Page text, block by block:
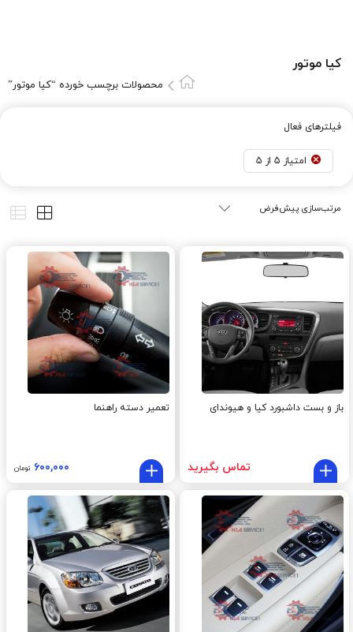
کيا موتور
محصولات برچسب خورده “کيا موتور”
فیلترهای فعال
امتیاز 5 از 5
باز و بست داشبورد کیا و هیوندای
تماس بگیرید
تعمیر دسته راهنما
۶۰۰,۰۰۰ تومان